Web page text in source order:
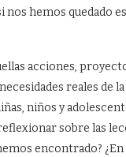
nos hemos quedado
acciones,
reales de
niños y
sobre las
encontrado?